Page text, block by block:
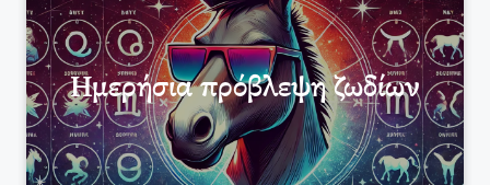
Ημερήσια πρόβλεψη ζωδίων